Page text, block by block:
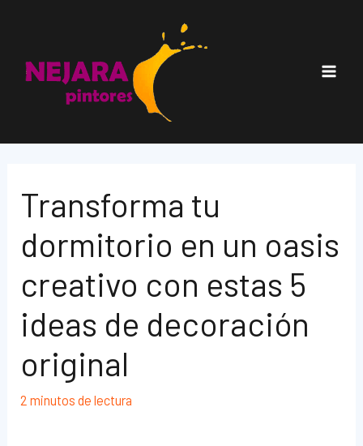
Transforma tu
dormitorio en un oasis
creativo con estas 5
ideas de decoración
original
2 minutos de lectura